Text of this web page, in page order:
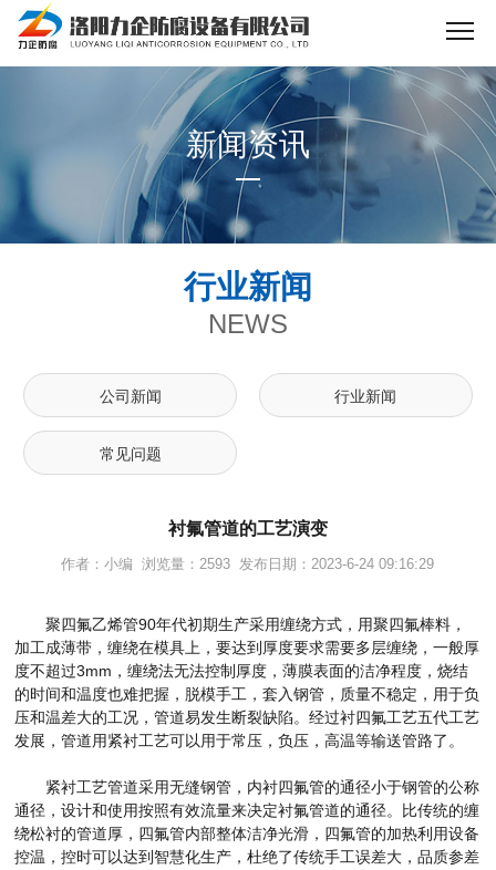
新闻资讯
行业新闻
NEWS
公司新闻 行业新闻
常见问题
衬氟管道的工艺演变
作者：小编 浏览量：2593 发布日期：2023-6-24 09:16:29
聚四氟乙烯管90年代初期生产采用缠绕方式，用聚四氟棒料，
加工成薄带，缠绕在模具上，要达到厚度要求需要多层缠绕，一般厚
度不超过3mm，缠绕法无法控制厚度，薄膜表面的洁净程度，烧结
的时间和温度也难把握，脱模手工，套入钢管，质量不稳定，用于负
压和温差大的工况，管道易发生断裂缺陷。经过衬四氟工艺五代工艺
发展，管道用紧衬工艺可以用于常压，负压，高温等输送管路了。
紧衬工艺管道采用无缝钢管，内衬四氟管的通径小于钢管的公称
通径，设计和使用按照有效流量来决定衬氟管道的通径。比传统的缠
绕松衬的管道厚，四氟管内部整体洁净光滑，四氟管的加热利用设备
控温，控时可以达到智慧化生产，杜绝了传统手工误差大，品质参差